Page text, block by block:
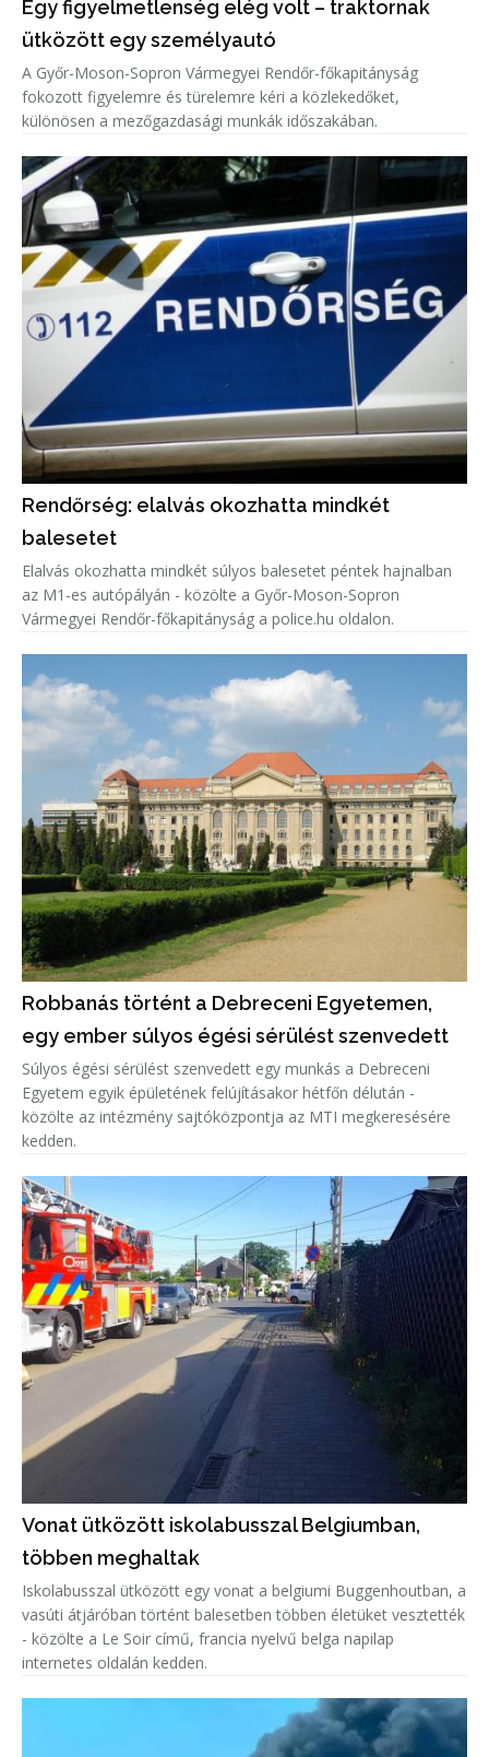
Egy figyelmetlenség elég volt – traktornak
ütközött egy személyautó
A Győr-Moson-Sopron Vármegyei Rendőr-főkapitányság
fokozott figyelemre és türelemre kéri a közlekedőket,
különösen a mezőgazdasági munkák időszakában.
Rendőrség: elalvás okozhatta mindkét
balesetet
Elalvás okozhatta mindkét súlyos balesetet péntek hajnalban
az M1-es autópályán - közölte a Győr-Moson-Sopron
Vármegyei Rendőr-főkapitányság a police.hu oldalon.
Robbanás történt a Debreceni Egyetemen,
egy ember súlyos égési sérülést szenvedett
Súlyos égési sérülést szenvedett egy munkás a Debreceni
Egyetem egyik épületének felújításakor hétfőn délután -
közölte az intézmény sajtóközpontja az MTI megkeresésére
kedden.
Vonat ütközött iskolabusszal Belgiumban,
többen meghaltak
Iskolabusszal ütközött egy vonat a belgiumi Buggenhoutban, a
vasúti átjáróban történt balesetben többen életüket vesztették
- közölte a Le Soir című, francia nyelvű belga napilap
internetes oldalán kedden.